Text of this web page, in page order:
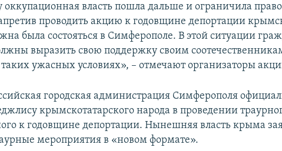
оккупационная власть пошла дальше и ограничила
проводить акцию к годовщине депортации
была состояться в Симферополе. В этой ситуации
выразить свою поддержку своим
таких ужасных условиях», – отмечают организаторы
городская администрация Симферополя
крымскотатарского народа в проведении
к годовщине депортации. Нынешняя власть крыма
мероприятия в «новом формате».